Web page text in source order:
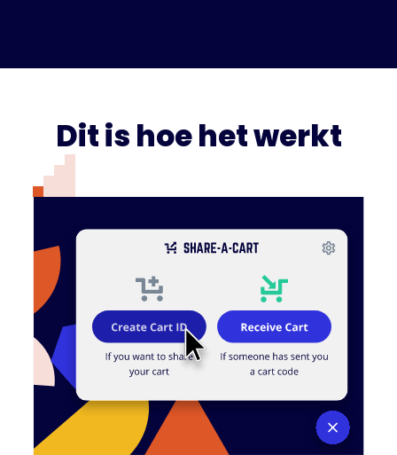
Dit is hoe het werkt